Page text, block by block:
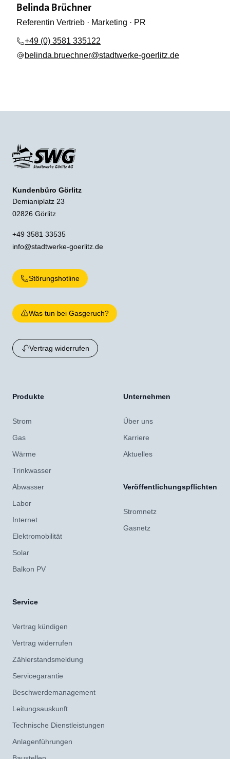
Belinda Brüchner
Referentin Vertrieb · Marketing · PR
+49 (0) 3581 335122
belinda.bruechner@stadtwerke-goerlitz.de
Kundenbüro Görlitz
Demianiplatz 23
02826 Görlitz
+49 3581 33535
info@stadtwerke-goerlitz.de
Störungshotline
Was tun bei Gasgeruch?
Vertrag widerrufen
Produkte
Strom
Gas
Wärme
Trinkwasser
Abwasser
Labor
Internet
Elektromobilität
Solar
Balkon PV
Service
Vertrag kündigen
Vertrag widerrufen
Zählerstandsmeldung
Servicegarantie
Beschwerdemanagement
Leitungsauskunft
Technische Dienstleistungen
Anlagenführungen
Unternehmen
Über uns
Karriere
Aktuelles
Veröffentlichungspflichten
Stromnetz
Gasnetz